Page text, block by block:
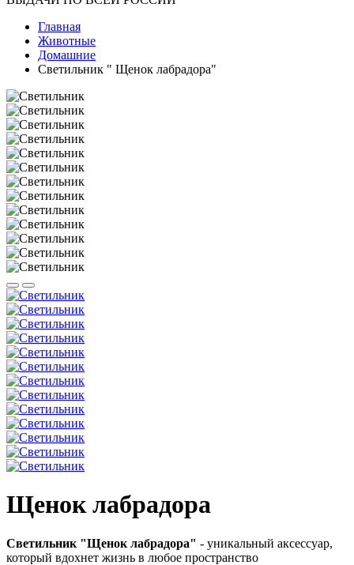
Главная
Животные
Домашние
Светильник " Щенок лабрадора"
Щенок лабрадора
Светильник "Щенок лабрадора" - уникальный аксессуар,
который вдохнет жизнь в любое пространство